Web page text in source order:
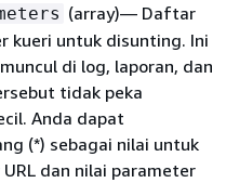
(array)— Daftar
kueri untuk disunting. Ini
di log, laporan, dan
tidak peka
Anda dapat
(*) sebagai nilai untuk
dan nilai parameter